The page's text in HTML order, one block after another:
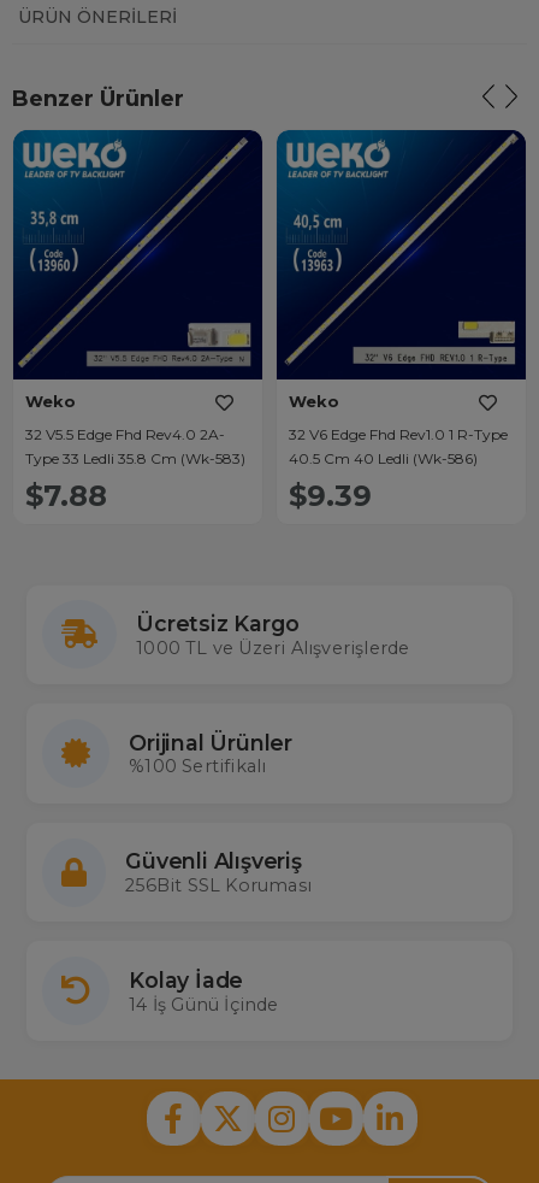
ÜRÜN ÖNERILERI
Benzer Ürünler
Weko
32 V5.5 Edge Fhd Rev4.0 2A-
Type 33 Ledli 35.8 Cm (Wk-583)
$7.88
Weko
32 V6 Edge Fhd Rev1.0 1 R-Type
40.5 Cm 40 Ledli (Wk-586)
$9.39
Ücretsiz Kargo
1000 TL ve Üzeri Alışverişlerde
Orijinal Ürünler
%100 Sertifikalı
Güvenli Alışveriş
256Bit SSL Koruması
Kolay İade
14 İş Günü İçinde